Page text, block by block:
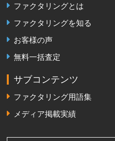
ファクタリングとは
ファクタリングを知る
お客様の声
無料一括査定
サブコンテンツ
ファクタリング用語集
メディア掲載実績